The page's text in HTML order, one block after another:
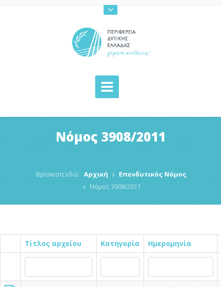
Νόμος 3908/2011
Βρίσκεστε εδώ: Αρχική
Επενδυτικός Νόμος
Νόμος 3908/2011
Τίτλος αρχείου Κατηγορία Ημερομηνία